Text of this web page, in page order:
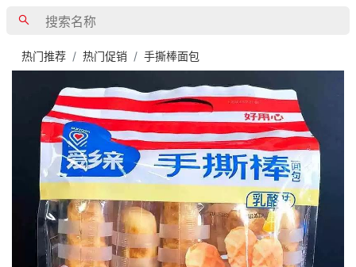
热门推荐 热门促销 手撕棒面包